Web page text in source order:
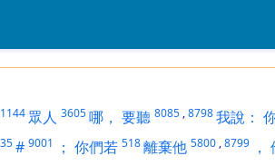
1144 眾人 3605哪， 要聽 8085 ,8798我說：
# 9001 ； 你們若 518離棄他 5800 ,8799 ，